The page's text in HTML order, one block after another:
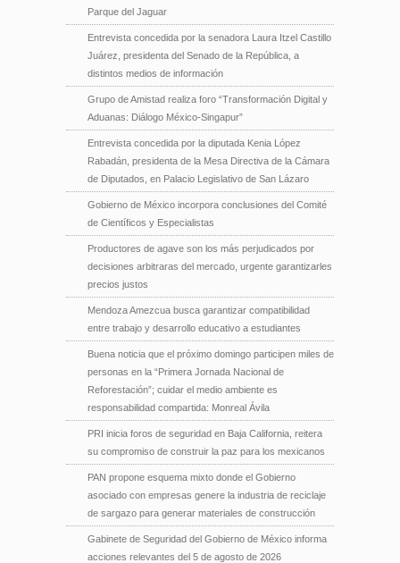
Parque del Jaguar
Entrevista concedida por la senadora Laura Itzel Castillo
Juárez, presidenta del Senado de la República, a
distintos medios de información
Grupo de Amistad realiza foro “Transformación Digital y
Aduanas: Diálogo México-Singapur”
Entrevista concedida por la diputada Kenia López
Rabadán, presidenta de la Mesa Directiva de la Cámara
de Diputados, en Palacio Legislativo de San Lázaro
Gobierno de México incorpora conclusiones del Comité
de Científicos y Especialistas
Productores de agave son los más perjudicados por
decisiones arbitraras del mercado, urgente garantizarles
precios justos
Mendoza Amezcua busca garantizar compatibilidad
entre trabajo y desarrollo educativo a estudiantes
Buena noticia que el próximo domingo participen miles de
personas en la “Primera Jornada Nacional de
Reforestación”; cuidar el medio ambiente es
responsabilidad compartida: Monreal Ávila
PRI inicia foros de seguridad en Baja California, reitera
su compromiso de construir la paz para los mexicanos
PAN propone esquema mixto donde el Gobierno
asociado con empresas genere la industria de reciclaje
de sargazo para generar materiales de construcción
Gabinete de Seguridad del Gobierno de México informa
acciones relevantes del 5 de agosto de 2026